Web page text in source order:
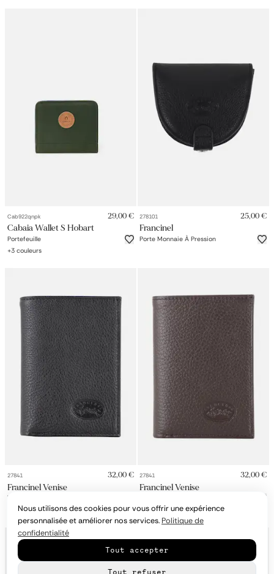
Cab922qnpk 29,00 €
Cabaia Wallet S Hobart
Portefeuille
+3 couleurs
278101 25,00 €
Francinel
Porte Monnaie À Pression
27841 32,00 €
Francinel Venise
Venise 27 - Portefeuille Junior Marron
couleurs
27841 32,00 €
Francinel Venise
+2 couleurs
Nous utilisons des cookies pour vous offrir une expérience
personnalisée et améliorer nos services. Politique de
confidentialité
Tout accepter
Tout refuser